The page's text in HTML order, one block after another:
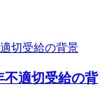
不適切受給の背